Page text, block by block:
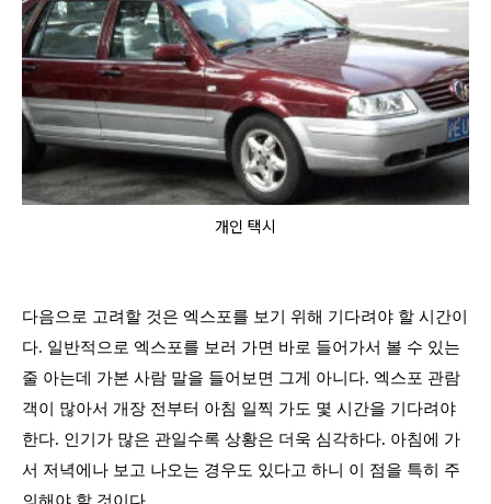
개인 택시
다음으로 고려할 것은 엑스포를 보기 위해 기다려야 할 시간이
다. 일반적으로 엑스포를 보러 가면 바로 들어가서 볼 수 있는
줄 아는데 가본 사람 말을 들어보면 그게 아니다. 엑스포 관람
객이 많아서 개장 전부터 아침 일찍 가도 몇 시간을 기다려야
한다. 인기가 많은 관일수록 상황은 더욱 심각하다. 아침에 가
서 저녁에나 보고 나오는 경우도 있다고 하니 이 점을 특히 주